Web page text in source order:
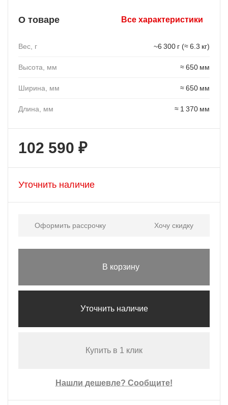
О товаре Все характеристики
Вес, г ~6 300 г (≈ 6.3 кг)
Высота, мм ≈ 650 мм
Ширина, мм ≈ 650 мм
Длина, мм ≈ 1 370 мм
102 590 ₽
Уточнить наличие
Оформить рассрочку Хочу скидку
В корзину
Уточнить наличие
Купить в 1 клик
Нашли дешевле? Сообщите!